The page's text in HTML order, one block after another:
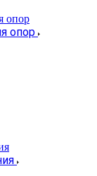
опор